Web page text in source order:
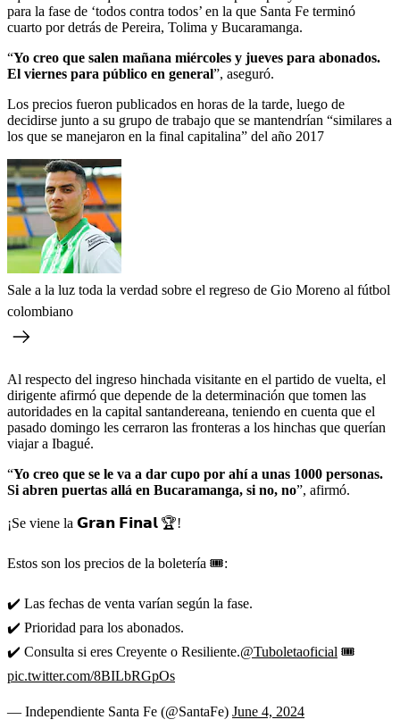
para la fase de ‘todos contra todos’ en la que Santa Fe terminó
cuarto por detrás de Pereira, Tolima y Bucaramanga.
“Yo creo que salen mañana miércoles y jueves para abonados.
El viernes para público en general”, aseguró.
Los precios fueron publicados en horas de la tarde, luego de
decidirse junto a su grupo de trabajo que se mantendrían “similares a
los que se manejaron en la final capitalina” del año 2017
Sale a la luz toda la verdad sobre el regreso de Gio Moreno al fútbol
colombiano
Al respecto del ingreso hinchada visitante en el partido de vuelta, el
dirigente afirmó que depende de la determinación que tomen las
autoridades en la capital santandereana, teniendo en cuenta que el
pasado domingo les cerraron las fronteras a los hinchas que querían
viajar a Ibagué.
“Yo creo que se le va a dar cupo por ahí a unas 1000 personas.
Si abren puertas allá en Bucaramanga, si no, no”, afirmó.
¡Se viene la 𝗚𝗿𝗮𝗻 𝗙𝗶𝗻𝗮𝗹 🏆!
Estos son los precios de la boletería 🎟:
✔️ Las fechas de venta varían según la fase.
✔️ Prioridad para los abonados.
✔️ Consulta si eres Creyente o Resiliente.@Tuboletaoficial 🎟
pic.twitter.com/8BILbRGpOs
— Independiente Santa Fe (@SantaFe) June 4, 2024